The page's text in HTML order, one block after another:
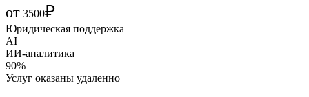
от 3500₽
Юридическая поддержка
AI
ИИ-аналитика
90%
Услуг оказаны удаленно